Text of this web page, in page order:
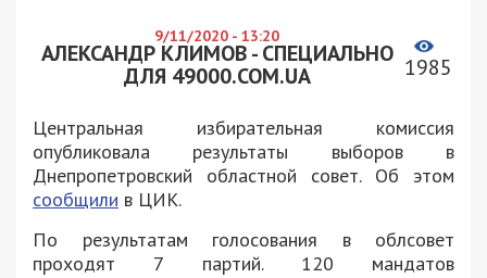
9/11/2020 - 13:20
АЛЕКСАНДР КЛИМОВ - СПЕЦИАЛЬНО
ДЛЯ 49000.COM.UA
1985
Центральная избирательная комиссия
опубликовала результаты выборов в
Днепропетровский областной совет. Об этом
сообщили в ЦИК.
По результатам голосования в облсовет
проходят 7 партий. 120 мандатов